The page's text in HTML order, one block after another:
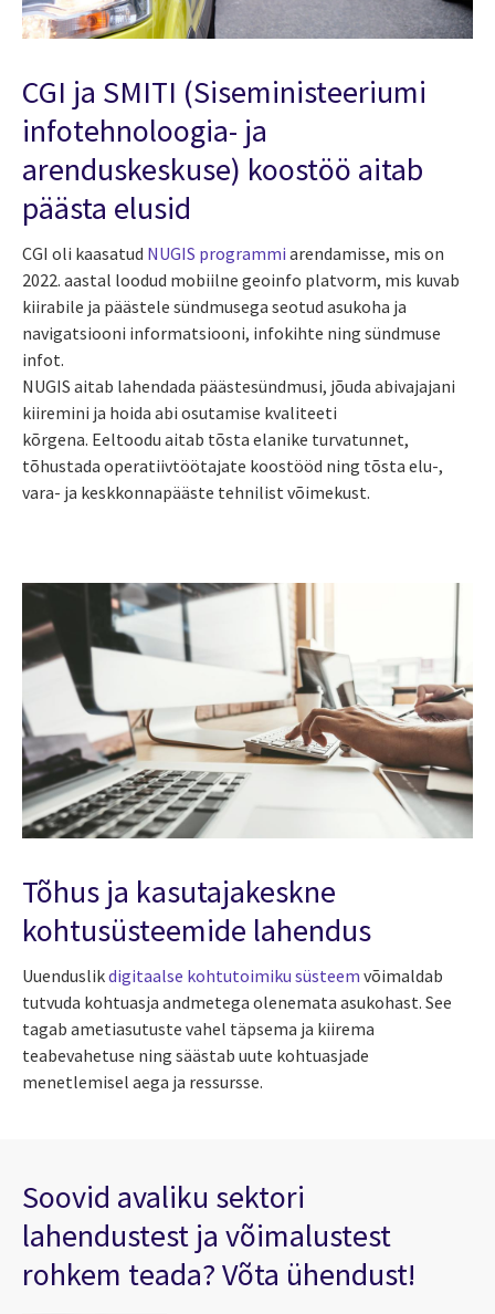
CGI ja SMITI (Siseministeeriumi
infotehnoloogia- ja
arenduskeskuse) koostöö aitab
päästa elusid
CGI oli kaasatud NUGIS programmi arendamisse, mis on
2022. aastal loodud mobiilne geoinfo platvorm, mis kuvab
kiirabile ja päästele sündmusega seotud asukoha ja
navigatsiooni informatsiooni, infokihte ning sündmuse
infot.
NUGIS aitab lahendada päästesündmusi, jõuda abivajajani
kiiremini ja hoida abi osutamise kvaliteeti
kõrgena. Eeltoodu aitab tõsta elanike turvatunnet,
tõhustada operatiivtöötajate koostööd ning tõsta elu-,
vara- ja keskkonnapääste tehnilist võimekust.
Tõhus ja kasutajakeskne
kohtusüsteemide lahendus
Uuenduslikdigitaalse kohtutoimiku süsteem võimaldab
tutvuda kohtuasja andmetega olenemata asukohast. See
tagab ametiasutuste vahel täpsema ja kiirema
teabevahetuse ning säästab uute kohtuasjade
menetlemisel aega ja ressursse.
Soovid avaliku sektori
lahendustest ja võimalustest
rohkem teada? Võta ühendust!